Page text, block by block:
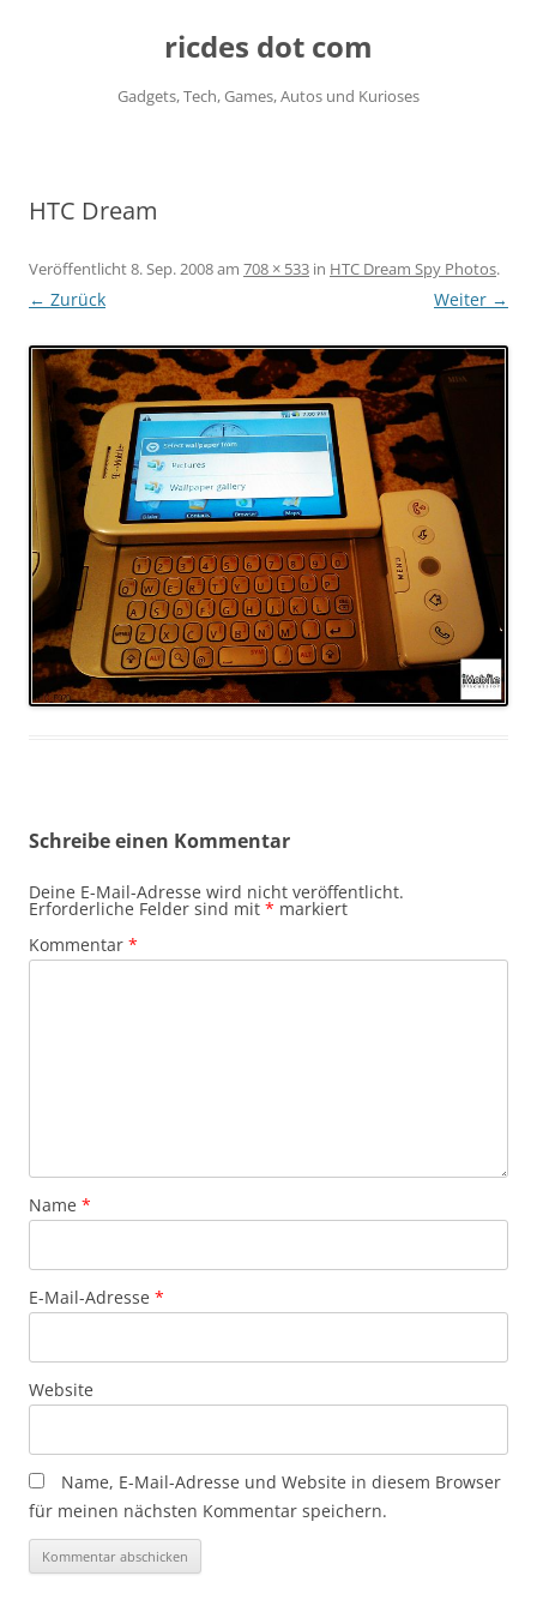
ricdes dot com
Gadgets, Tech, Games, Autos und Kurioses
HTC Dream
Veröffentlicht8. Sep. 2008am 708 × 533 in HTC Dream Spy Photos.
← Zurück Weiter →
Schreibe einen Kommentar
Deine E-Mail-Adresse wird nicht veröffentlicht.
Erforderliche Felder sind mit * markiert
Kommentar *
Name *
E-Mail-Adresse *
Website
Name, E-Mail-Adresse und Website in diesem Browser
für meinen nächsten Kommentar speichern.